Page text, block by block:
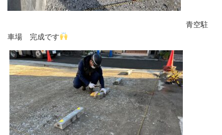
青空駐
車場 完成です